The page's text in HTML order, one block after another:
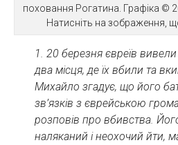
поховання Рогатина. Графіка ©
Натисніть на зображення,
1. 20 березня євреїв
два місця, де їх вбили та
Михайло згадує, що його
зв’язків з єврейською
розповів про вбивства.
наляканий і неохочий йти,